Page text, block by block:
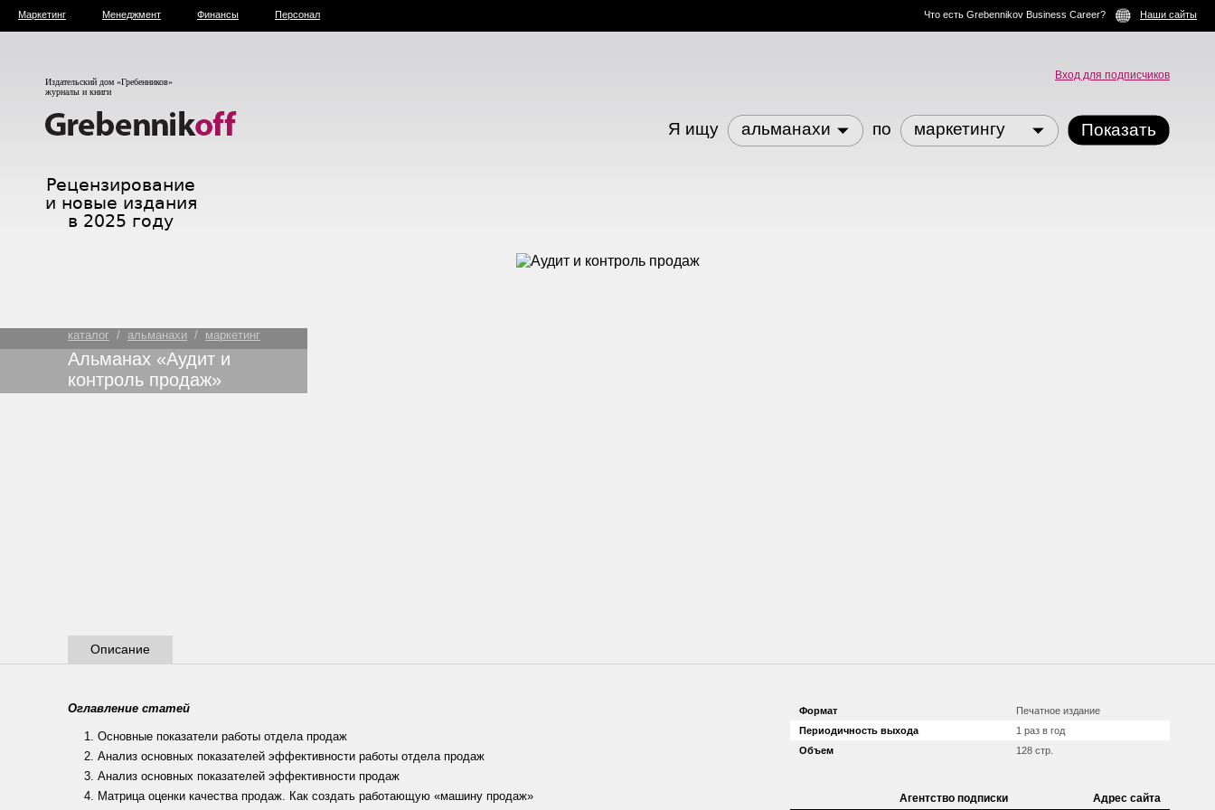
Маркетинг Менеджмент Финансы Персонал Что есть Grebennikov Business Career? Наши сайты
Вход для подписчиков
Издательский дом «Гребенников»
журналы и книги
Я ищу альманахи по маркетингу Показать
каталог / альманахи / маркетинг
Альманах «Аудит и
контроль продаж»
Описание
Оглавление статей
Основные показатели работы отдела продаж
Анализ основных показателей эффективности работы отдела продаж
Анализ основных показателей эффективности продаж
Матрица оценки качества продаж. Как создать работающую «машину продаж»
Формат
Печатное издание
Периодичность выхода
1 раз в год
Объем
128 стр.
Агентство подписки Адрес сайта